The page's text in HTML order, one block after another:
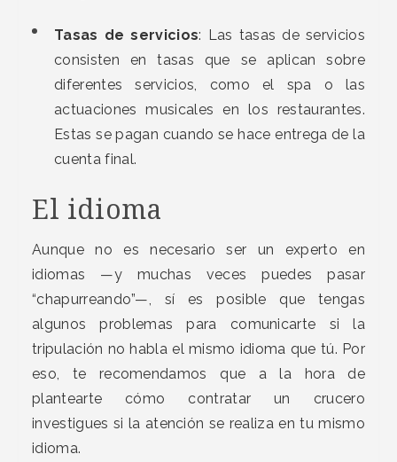
Tasas de servicios: Las tasas de servicios
consisten en tasas que se aplican sobre
diferentes servicios, como el spa o las
actuaciones musicales en los restaurantes.
Estas se pagan cuando se hace entrega de la
cuenta final.
El idioma
Aunque no es necesario ser un experto en
idiomas —y muchas veces puedes pasar
“chapurreando”—, sí es posible que tengas
algunos problemas para comunicarte si la
tripulación no habla el mismo idioma que tú. Por
eso, te recomendamos que a la hora de
plantearte cómo contratar un crucero
investigues si la atención se realiza en tu mismo
idioma.